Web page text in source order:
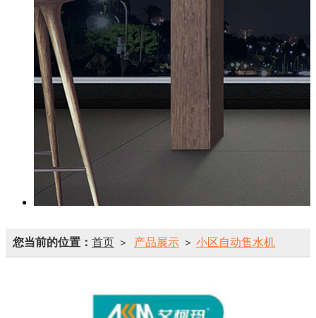
您当前的位置： 首页 > 产品展示 > 小区自动售水机